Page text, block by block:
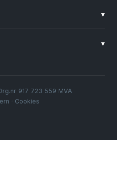
▾
▾
917 723 559 MVA
· Cookies